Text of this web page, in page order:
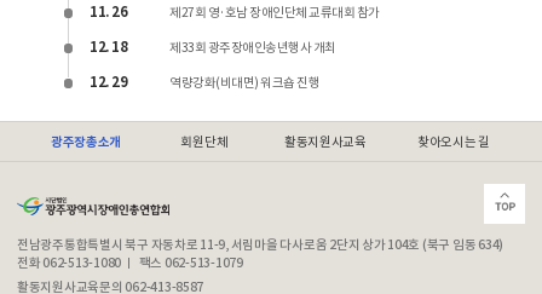
11. 26 제27회 영·호남 장애인단체 교류대회 참가
12. 18 제33회 광주장애인송년행사 개최
12. 29 역량강화(비대면) 워크숍 진행
광주장총소개 회원단체 활동지원사교육 찾아오시는 길
전남광주통합특별시 북구 자동차로 11-9, 서림마을 다사로움 2단지 상가 104호 (북구 임동 634)
전화 062-513-1080
팩스 062-513-1079
활동지원사교육문의 062-413-8587